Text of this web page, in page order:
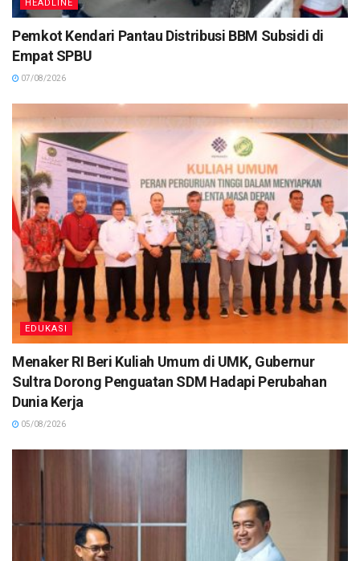
HEADLINE
Pemkot Kendari Pantau Distribusi BBM Subsidi di
Empat SPBU
07/08/2026
EDUKASI
Menaker RI Beri Kuliah Umum di UMK, Gubernur
Sultra Dorong Penguatan SDM Hadapi Perubahan
Dunia Kerja
05/08/2026